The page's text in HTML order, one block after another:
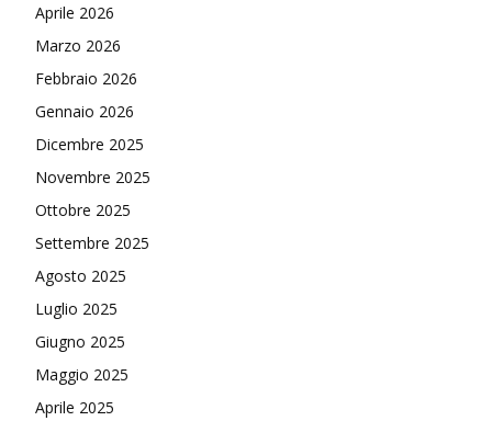
Aprile 2026
Marzo 2026
Febbraio 2026
Gennaio 2026
Dicembre 2025
Novembre 2025
Ottobre 2025
Settembre 2025
Agosto 2025
Luglio 2025
Giugno 2025
Maggio 2025
Aprile 2025